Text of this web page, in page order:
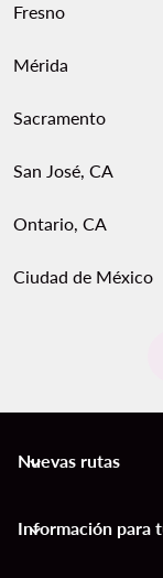
Fresno
Mérida
Sacramento
San José, CA
Ontario, CA
Ciudad de México
Nuevas rutas
keyboard_arrow_down
Información para
keyboard_arrow_down